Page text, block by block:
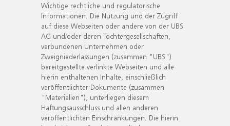
Wichtige rechtliche und regulatorische
Informationen. Die Nutzung und der Zugriff
auf diese Webseiten oder andere von der UBS
AG und/oder deren Tochtergesellschaften,
verbundenen Unternehmen oder
Zweigniederlassungen (zusammen "UBS")
bereitgestellte verlinkte Webseiten und alle
hierin enthaltenen Inhalte, einschließlich
veröffentlichter Dokumente (zusammen
"Materialien"), unterliegen diesem
Haftungsausschluss und allen anderen
veröffentlichten Einschränkungen. Die hierin